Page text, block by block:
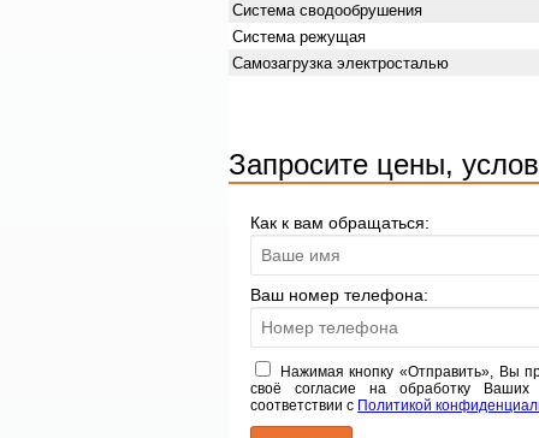
Система сводообрушения
Система режущая
Самозагрузка электросталью
Запросите цены,
Как к вам обращаться:
Ваш номер телефона:
Нажимая кнопку «Отправить», Вы
своё согласие на обработку
соответствии с Политикой